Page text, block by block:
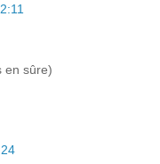
en sûre)